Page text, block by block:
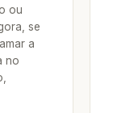
ou
se
a
no